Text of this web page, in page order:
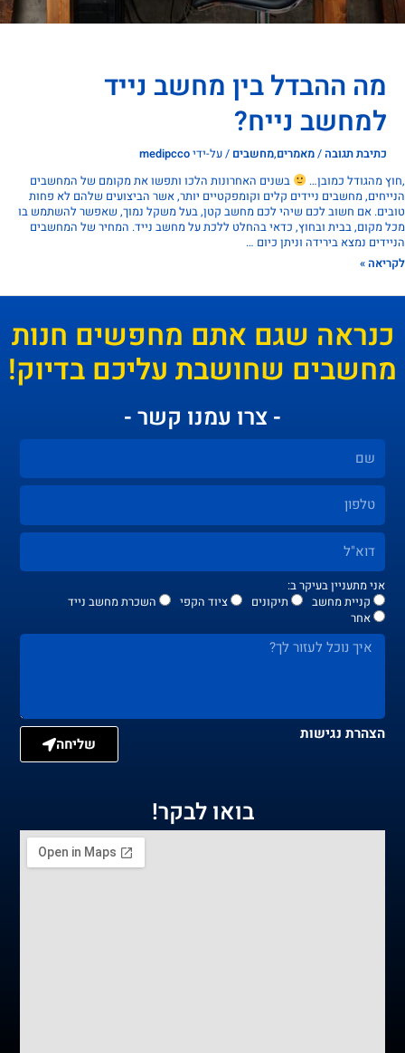
מה ההבדל בין מחשב נייד
למחשב נייח?
כתיבת תגובה/מאמרים,מחשבים/ על-ידיmedipcco
מהגודל כמובן…
בשנים האחרונות הלכו ותפשו את מקומם של המחשבים
מחשבים ניידים קלים וקומפקטיים יותר, אשר הביצועים שלהם לא פחות
אם חשוב לכם שיהי לכם מחשב קטן, בעל משקל נמוך, שאפשר להשתמש בו
מקום, בבית ובחוץ, כדאי בהחלט ללכת על מחשב נייד. המחיר של המחשבים
נמצא בירידה וניתן כיום …
»
שגם אתם מחפשים חנות
שחושבת עליכם בדיוק!
- צרו עמנו קשר -
אני מתעניין בעיקר ב:
קניית מחשב
תיקונים ציוד הקפי
השכרת מחשב נייד
אחר
שליחה
הצהרת נגישות
בואו לבקר!